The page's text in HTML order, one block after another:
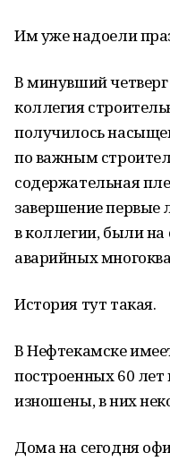
Им уже надоели
В минувший четверг
коллегия
получилось
по важным
содержательная
завершение первые
в коллегии, были
аварийных
История тут такая.
В Нефтекамске
построенных 60
изношены, в них
Дома на сегодня